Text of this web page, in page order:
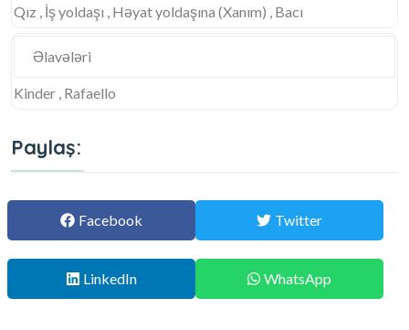
Qız , İş yoldaşı , Həyat yoldaşına (Xanım) , Bacı
Əlavələri
Kinder , Rafaello
Paylaş:
Facebook Twitter
LinkedIn WhatsApp